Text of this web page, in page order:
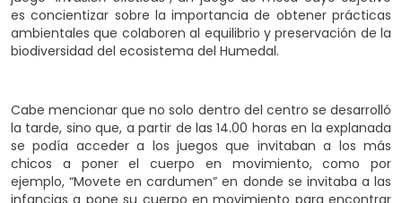
es concientizar sobre la importancia de obtener prácticas
ambientales que colaboren al equilibrio y preservación de la
biodiversidad del ecosistema del Humedal.
Cabe mencionar que no solo dentro del centro se desarrolló
la tarde, sino que, a partir de las 14.00 horas en la explanada
se podía acceder a los juegos que invitaban a los más
chicos a poner el cuerpo en movimiento, como por
ejemplo, “Movete en cardumen” en donde se invitaba a las